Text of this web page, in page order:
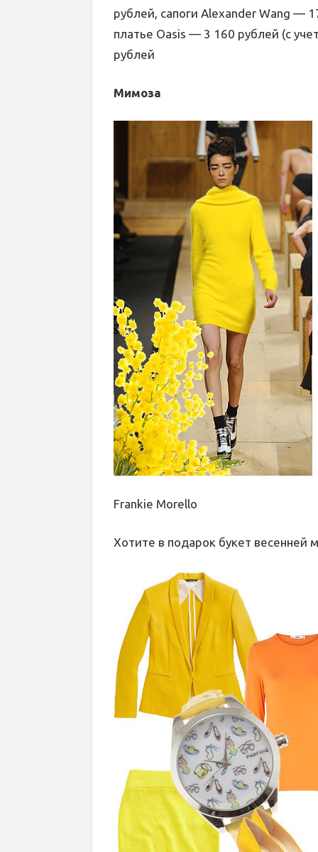
рублей, сапоги Alexander Wang —
платье Oasis — 3 160 рублей (с
рублей
Мимоза
Frankie Morello
Хотите в подарок букет